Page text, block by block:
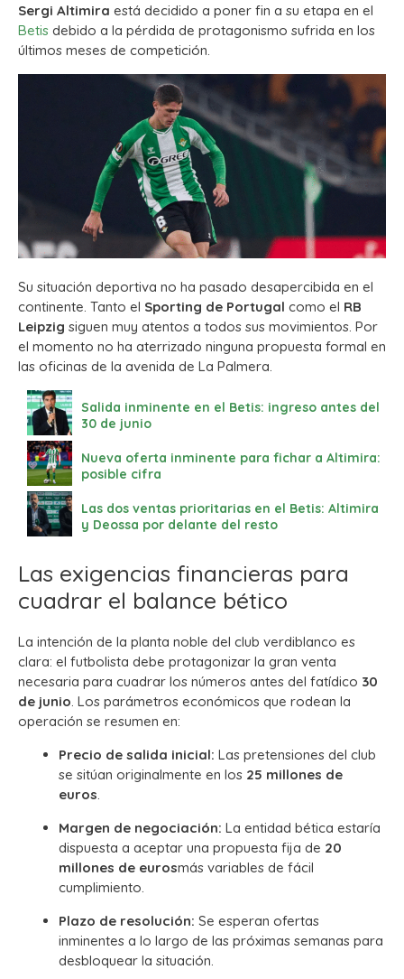
Sergi Altimira está decidido a poner fin a su etapa en el
Betis debido a la pérdida de protagonismo sufrida en los
últimos meses de competición.
Su situación deportiva no ha pasado desapercibida en el
continente. Tanto el Sporting de Portugal como el RB
Leipzig siguen muy atentos a todos sus movimientos. Por
el momento no ha aterrizado ninguna propuesta formal en
las oficinas de la avenida de La Palmera.
Salida inminente en el Betis: ingreso antes del
30 de junio
Nueva oferta inminente para fichar a Altimira:
posible cifra
Las dos ventas prioritarias en el Betis: Altimira
y Deossa por delante del resto
Las exigencias financieras para
cuadrar el balance bético
La intención de la planta noble del club verdiblanco es
clara: el futbolista debe protagonizar la gran venta
necesaria para cuadrar los números antes del fatídico 30
de junio. Los parámetros económicos que rodean la
operación se resumen en:
Precio de salida inicial: Las pretensiones del club
se sitúan originalmente en los 25 millones de
euros.
Margen de negociación: La entidad bética estaría
dispuesta a aceptar una propuesta fija de 20
millones de eurosmás variables de fácil
cumplimiento.
Plazo de resolución: Se esperan ofertas
inminentes a lo largo de las próximas semanas para
desbloquear la situación.